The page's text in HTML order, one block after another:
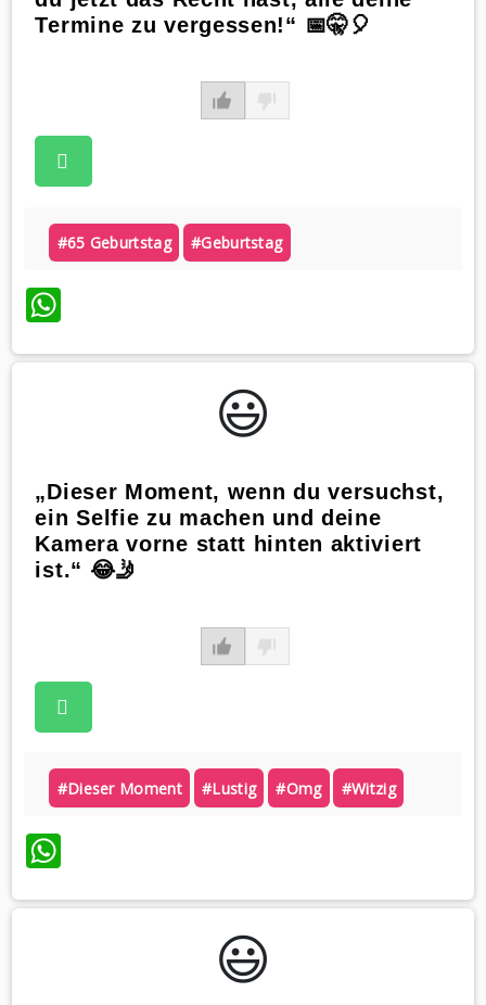
Termine zu vergessen!“ 📅🤫🎈
#65 Geburtstag #geburtstag
WhatsApp
😃️
„Dieser Moment, wenn du versuchst,
ein Selfie zu machen und deine
Kamera vorne statt hinten aktiviert
ist.“ 😂🤳
#dieser Moment #lustig #omg #witzig
WhatsApp
😃️